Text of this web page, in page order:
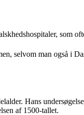
som
selvom man også i
Hans
af 1500-tallet.